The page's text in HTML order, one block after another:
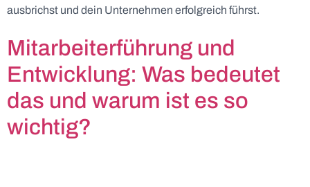
ausbrichst und dein Unternehmen erfolgreich führst.
Mitarbeiterführung und
Entwicklung: Was bedeutet
das und warum ist es so
wichtig?